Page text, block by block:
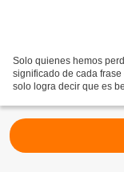
Solo quienes hemos
significado de cada
solo logra decir que es